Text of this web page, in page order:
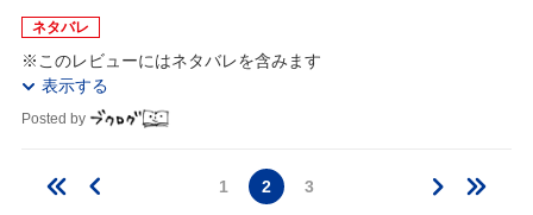
ネタバレ
※このレビューにはネタバレを含みます
表示する
Posted by
1 2 3